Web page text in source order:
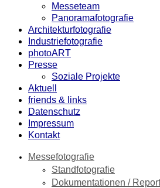
Messeteam
Panoramafotografie
Architekturfotografie
Industriefotografie
photoART
Presse
Soziale Projekte
Aktuell
friends & links
Datenschutz
Impressum
Kontakt
Messefotografie
Standfotografie
Dokumentationen /